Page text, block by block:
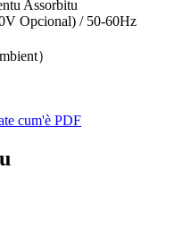
Assorbitu
Opcional) / 50-60Hz
）
cum'è PDF